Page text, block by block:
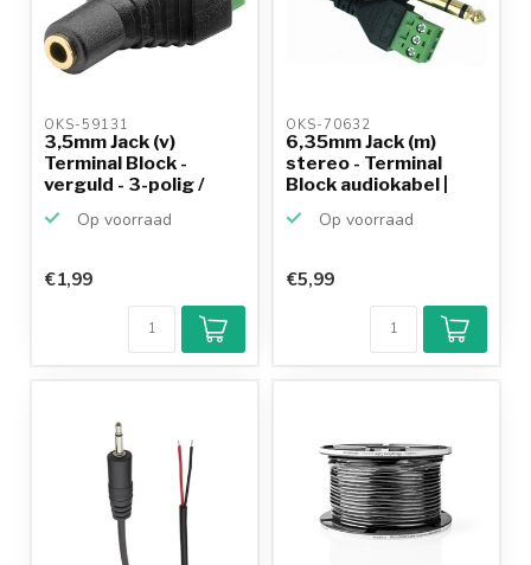
OKS-59131
3,5mm Jack (v)
Terminal Block -
verguld - 3-polig /
Op voorraad
€1,99
OKS-70632
6,35mm Jack (m)
stereo - Terminal
Block audiokabel |
Op voorraad
9,2/10
Achteraf
betalen mogelijk
€5,99